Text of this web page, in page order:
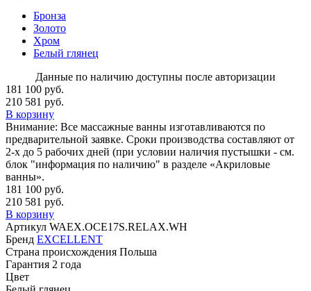
Бронза
Золото
Хром
Белый глянец
Данные по наличию доступны после авторизации
181 100 руб.
210 581 руб.
В корзину
Внимание: Все массажные ванны изготавливаются по
предварительной заявке. Сроки производства составляют от
2-х до 5 рабочих дней (при условии наличия пустышки - см.
блок "информация по наличию" в разделе «Акриловые
ванны».
181 100 руб.
210 581 руб.
В корзину
Артикул WAEX.OCE17S.RELAX.WH
Бренд EXCELLENT
Страна происхождения Польша
Гарантия 2 года
Цвет